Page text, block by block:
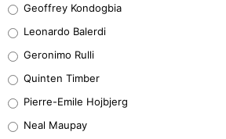
38%
32%
5%
Geoffrey Kondogbia
Leonardo Balerdi
Geronimo Rulli
Quinten Timber
Pierre-Emile Hojbjerg
Neal Maupay